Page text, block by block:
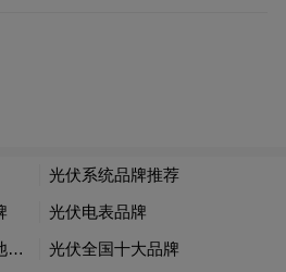
错过一届世界杯的理由，
世界杯满怀期待。